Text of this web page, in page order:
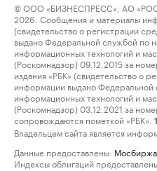
© ООО «БИЗНЕСПРЕСС», АО
2026. Сообщения и материалы
(свидетельство о регистрации
выдано Федеральной службой по
информационных технологий и
(Роскомнадзор) 09.12.2015 за
издания «РБК» (свидетельство о
информации выдано Федеральной
информационных технологий и
(Роскомнадзор) 03.12.2021 за
сопровождаются пометкой «РБК».
Владельцем сайта является
Данные предоставлены: Мосбиржа
Индексы облигаций